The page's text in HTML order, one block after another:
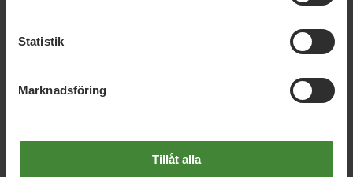
Statistik
Marknadsföring
Tillåt alla
Visa resultat